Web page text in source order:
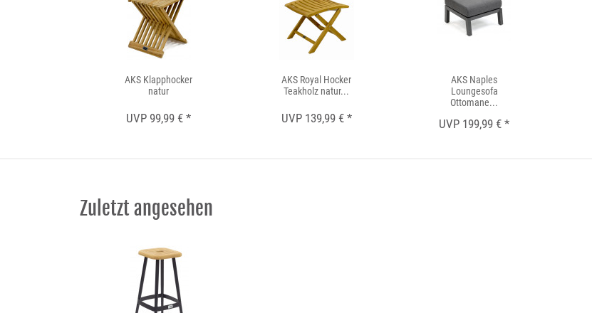
AKS Klapphocker
natur
UVP 99,99 € *
AKS Royal Hocker
Teakholz natur...
UVP 139,99 € *
AKS Naples
Loungesofa
Ottomane...
UVP 199,99 € *
Zuletzt angesehen